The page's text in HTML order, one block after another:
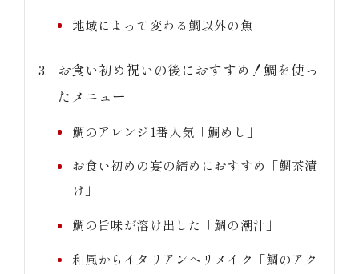
地域によって変わる鯛以外の魚
お食い初め祝いの後におすすめ！鯛を使っ
たメニュー
鯛のアレンジ1番人気「鯛めし」
お食い初めの宴の締めにおすすめ「鯛茶漬
け」
鯛の旨味が溶け出した「鯛の潮汁」
和風からイタリアンへリメイク「鯛のアク